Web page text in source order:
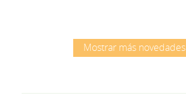
Mostrar más novedades